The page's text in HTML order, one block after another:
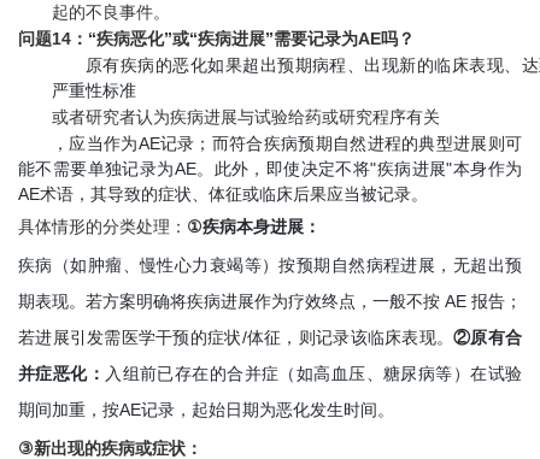
起的不良事件。
问题14：“疾病恶化”或“疾病进展”需要记录为AE吗？
原有疾病的恶化如果超出预期病程、出现新的临床表现、
严重性标准
或者研究者认为疾病进展与试验给药或研究程序有关
，应当作为AE记录；而符合疾病预期自然进程的典型进展则可
能不需要单独记录为AE。此外，即使决定不将"疾病进展"本身作为
AE术语，其导致的症状、体征或临床后果应当被记录。
具体情形的分类处理： ①疾病本身进展：
疾病（如肿瘤、慢性心力衰竭等）按预期自然病程进展，无超出预
期表现。若方案明确将疾病进展作为疗效终点，一般不按 AE 报告；
若进展引发需医学干预的症状/体征，则记录该临床表现。②原有合
并症恶化： 入组前已存在的合并症（如高血压、糖尿病等）在试验
期间加重，按AE记录，起始日期为恶化发生时间。
③新出现的疾病或症状：